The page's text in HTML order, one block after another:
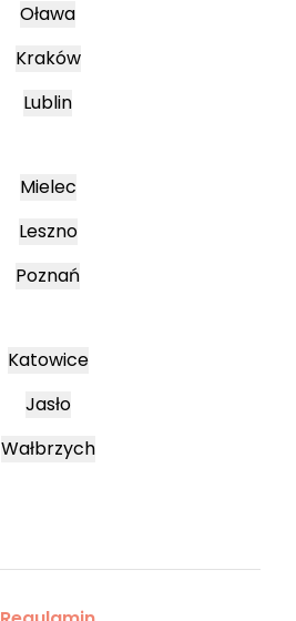
Oława
Kraków
Lublin
Mielec
Leszno
Poznań
Katowice
Jasło
Wałbrzych